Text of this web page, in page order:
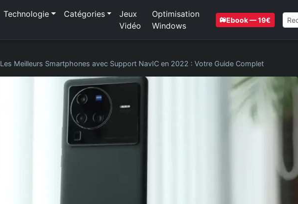
Technologie Catégories
Jeux
Vidéo
Optimisation
Windows
Ebook — 19€
Les Meilleurs Smartphones avec Support NavIC en 2022 : Votre Guide Complet